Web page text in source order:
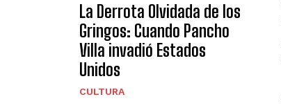
La Derrota Olvidada de los
Gringos: Cuando Pancho
Villa invadió Estados
Unidos
CULTURA